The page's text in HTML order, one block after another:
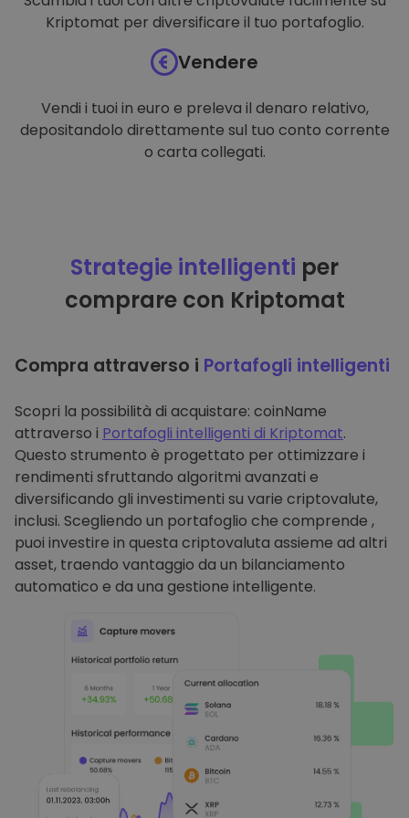
Kriptomat per diversificare il tuo portafoglio.
Vendere
Vendi i tuoi in euro e preleva il denaro relativo,
depositandolo direttamente sul tuo conto corrente
o carta collegati.
Strategie intelligenti per
comprare con Kriptomat
Compra attraverso i Portafogli intelligenti
Scopri la possibilità di acquistare: coinName
attraverso i Portafogli intelligenti di Kriptomat.
Questo strumento è progettato per ottimizzare i
rendimenti sfruttando algoritmi avanzati e
diversificando gli investimenti su varie criptovalute,
inclusi. Scegliendo un portafoglio che comprende ,
puoi investire in questa criptovaluta assieme ad altri
asset, traendo vantaggio da un bilanciamento
automatico e da una gestione intelligente.